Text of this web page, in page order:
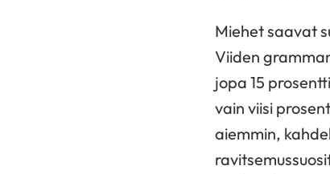
Miehet saavat
Viiden
jopa 15
vain viisi
aiemmin,